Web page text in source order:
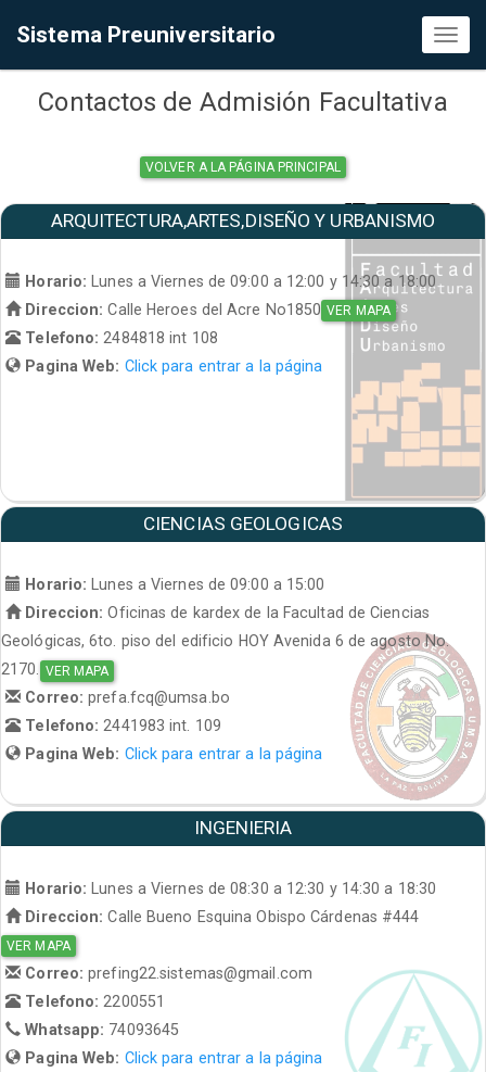
Sistema Preuniversitario
Contactos de Admisión Facultativa
VOLVER A LA PÁGINA PRINCIPAL
ARQUITECTURA,ARTES,DISEÑO Y URBANISMO
Horario:
Lunes a Viernes de 09:00 a 12:00 y 14:30 a 18:00
Direccion: Calle Heroes del Acre No1850 VER MAPA
Telefono: 2484818 int 108
Pagina Web: Click para entrar a la página
CIENCIAS GEOLOGICAS
Horario: Lunes a Viernes de 09:00 a 15:00
Direccion: Oficinas de kardex de la Facultad de Ciencias
Geológicas, 6to. piso del edificio HOY Avenida 6 de agosto No.
2170. VER MAPA
Correo:prefa.fcq@umsa.bo
Telefono:2441983 int. 109
Pagina Web: Click para entrar a la página
INGENIERIA
Horario:
Lunes a Viernes de 08:30 a 12:30 y 14:30 a 18:30
Direccion: Calle Bueno Esquina Obispo Cárdenas #444
VER MAPA
Correo:prefing22.sistemas@gmail.com
Telefono: 2200551
Whatsapp: 74093645
Pagina Web: Click para entrar a la página